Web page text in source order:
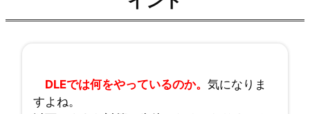
DLEでは何をやっているのか。 気になりま
すよね。